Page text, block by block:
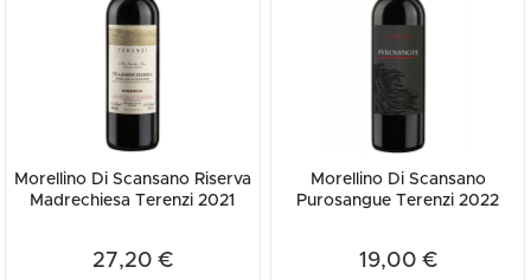
Morellino Di Scansano Riserva
Madrechiesa Terenzi 2021
27,20 €
Morellino Di Scansano
Purosangue Terenzi 2022
19,00 €